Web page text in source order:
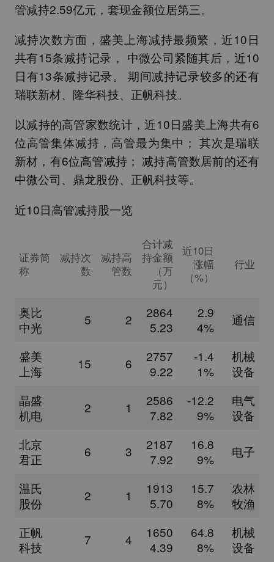
管减持2.59亿元，套现金额位居第三。
减持次数方面， 盛美上海减持最频繁，近10日
共有15条减持记录， 中微公司紧随其后，近10
日有13条减持记录。 期间减持记录较多的还有
瑞联新材、 隆华科技、 正帆科技。
以减持的高管家数统计，近10日盛美上海共有6
位高管集体减持，高管最为集中； 其次是瑞联
新材 ，有6位高管减持； 减持高管数居前的还有
中微公司、 鼎龙股份、 正帆科技等。
近10日高管减持股一览
证券简
称
减持次
数
减持高
管数
合计减
持金额
（万
元）
近10日
涨幅
（%）
行业
奥比
中光
5 2
2864
5.23
2.9
4%
通信
盛美
上海
15 6
2757
9.22
-1.4
1%
机械
设备
晶盛
机电
2 1
2586
7.82
-12.2
9%
电气
设备
北京
君正
6 3
2187
7.92
16.8
9%
电子
温氏
股份
2 1
1913
5.70
15.7
8%
农林
牧渔
正帆
科技
7 4
1650
4.39
64.8
8%
机械
设备